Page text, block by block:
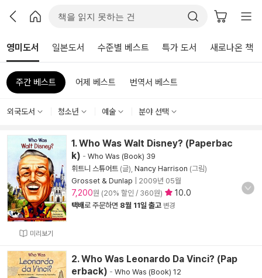
영미도서 일본도서 수준별 베스트 특가 도서 새로나온 책
주간 베스트 어제 베스트 번역서 베스트
외국도서 청소년 예술 분야 선택
미리보기
1. Who Was Walt Disney? (Paperbac
k) - Who Was (Book) 39
휘트니 스튜어트 (글), Nancy Harrison (그림)
Grosset & Dunlap
2009년 05월
7,200원 (20% 할인 / 360원) 10.0
택배로 주문하면 8월 11일 출고 변경
2. Who Was Leonardo Da Vinci? (Pap
erback) - Who Was (Book) 12